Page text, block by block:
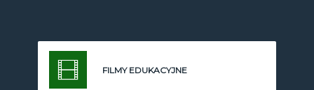
FILMY EDUKACYJNE